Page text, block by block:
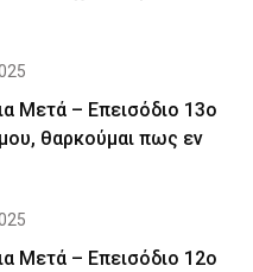
Μετά – Επεισόδιο 13ο
θαρκούμαι πως εν
Μετά – Επεισόδιο 12ο